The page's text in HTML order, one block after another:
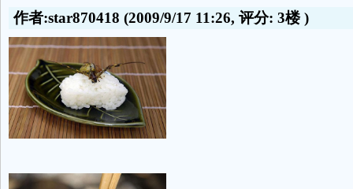
作者:star870418 (2009/9/17 11:26, 评分: 3楼)